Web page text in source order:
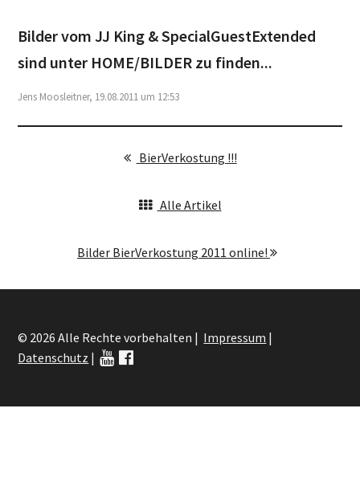
Bilder vom JJ King & SpecialGuestExtended
sind unter HOME/BILDER zu finden...
Jens Moosleitner, 19.08.2011 um 12:53
BierVerkostung !!!
Alle Artikel
Bilder BierVerkostung 2011 online!
© 2026 Alle Rechte vorbehalten | Impressum |
Datenschutz |